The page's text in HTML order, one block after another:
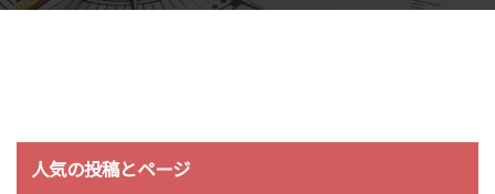
人気の投稿とページ